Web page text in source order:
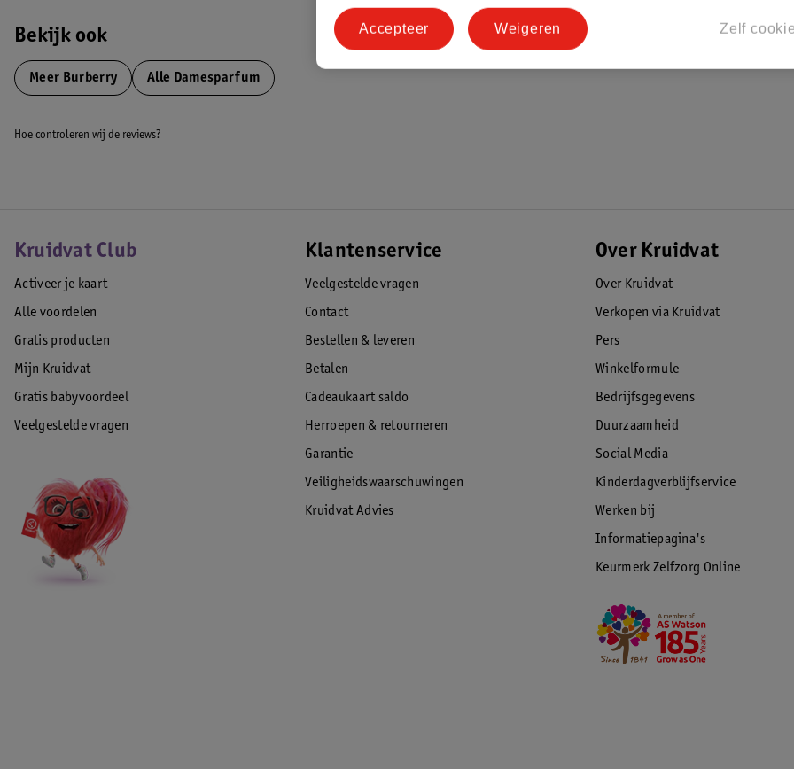
Bekijk ook
Meer Burberry Alle Damesparfum
Hoe controleren wij de reviews?
Kruidvat Club
Activeer je kaart
Alle voordelen
Gratis producten
Mijn Kruidvat
Gratis babyvoordeel
Veelgestelde vragen
Klantenservice
Veelgestelde vragen
Contact
Bestellen & leveren
Betalen
Cadeaukaart saldo
Herroepen & retourneren
Garantie
Veiligheidswaarschuwingen
Kruidvat Advies
Over Kruidvat
Over Kruidvat
Verkopen via Kruidvat
Pers
Winkelformule
Bedrijfsgegevens
Duurzaamheid
Social Media
Kinderdagverblijfservice
Werken bij
Informatiepagina's
Keurmerk Zelfzorg Online
Zelf
Weigeren
Accepteer